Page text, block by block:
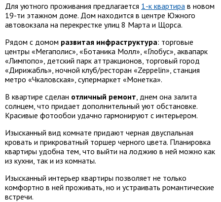
Для уютного проживания предлагается 1-к квартира в новом
19-ти этажном доме. Дом находится в центре Южного
автовокзала на перекрестке улиц 8 Марта и Щорса.
Рядом с домом развитая инфраструктура: торговые
центры «Мегаполис», «Ботаника Молл», «Глобус», аквапарк
«Лимпопо», детский парк аттракционов, торговый город
«Дирижабль», ночной клуб/ресторан «Zeppelin», станция
метро «Чкаловская», супермаркет «Монетка».
В квартире сделан отличный ремонт , днем она залита
солнцем, что придает дополнительный уют обстановке.
Красивые фотообои удачно гармонируют с интерьером.
Изысканный вид комнате придают черная двуспальная
кровать и прикроватный торшер черного цвета. Планировка
квартиры удобна тем, что выйти на лоджию в ней можно как
из кухни, так и из комнаты.
Изысканный интерьер квартиры позволяет не только
комфортно в ней проживать, но и устраивать романтические
встречи.